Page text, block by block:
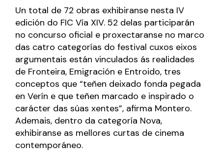
Un total de 72 obras exhibiranse nesta IV
edición do FIC Vía XIV. 52 delas participarán
no concurso oficial e proxectaranse no marco
das catro categorías do festival cuxos eixos
argumentais están vinculados ás realidades
de Fronteira, Emigración e Entroido, tres
conceptos que “teñen deixado fonda pegada
en Verín e que teñen marcado e inspirado o
carácter das súas xentes”, afirma Montero.
Ademais, dentro da categoría Nova,
exhibiranse as mellores curtas de cinema
contemporáneo.